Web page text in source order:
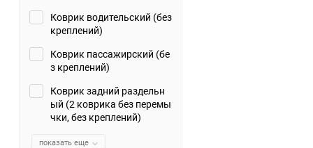
Suzuki
Tianye
Volkswagen
Zotye
Коврик водительский (без
креплений)
Коврик пассажирский (бе
з креплений)
Коврик задний раздельн
ый (2 коврика без перемы
чки, без креплений)
показать еще